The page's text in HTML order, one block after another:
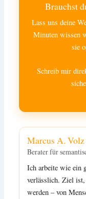
Brauchst
Lass uns deine
Minuten wissen
sie
Schreib mir
Marcus A. Volz
Berater für
Ich arbeite wie ein
verlässlich. Ziel
werden – von